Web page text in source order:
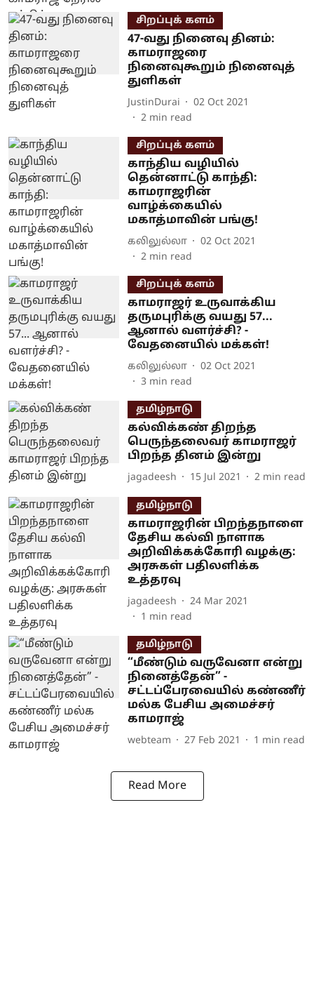
சிறப்புக் களம்
47-வது நினைவு தினம்:
காமராஜரை
நினைவுகூறும் நினைவுத்
துளிகள்
JustinDurai
02 Oct 2021
2 min read
சிறப்புக் களம்
காந்திய வழியில்
தென்னாட்டு காந்தி:
காமராஜரின்
வாழ்க்கையில்
மகாத்மாவின் பங்கு!
கலிலுல்லா
02 Oct 2021
2 min read
சிறப்புக் களம்
காமராஜர் உருவாக்கிய
தருமபுரிக்கு வயது 57...
ஆனால் வளர்ச்சி? -
வேதனையில் மக்கள்!
கலிலுல்லா
02 Oct 2021
3 min read
தமிழ்நாடு
கல்விக்கண் திறந்த
பெருந்தலைவர் காமராஜர்
பிறந்த தினம் இன்று
jagadeesh 15 Jul 2021 2 min read
தமிழ்நாடு
காமராஜரின் பிறந்தநாளை
தேசிய கல்வி நாளாக
அறிவிக்கக்கோரி வழக்கு:
அரசுகள் பதிலளிக்க
உத்தரவு
jagadeesh
24 Mar 2021
1 min read
தமிழ்நாடு
“மீண்டும் வருவேனா என்று
நினைத்தேன்” -
சட்டப்பேரவையில் கண்ணீர்
மல்க பேசிய அமைச்சர்
காமராஜ்
webteam 27 Feb 2021 1 min read
Read More